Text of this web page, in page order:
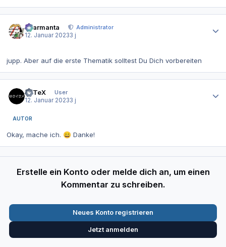
charmanta
Administrator
12. Januar 20233 j
jupp. Aber auf die erste Thematik solltest Du Dich vorbereiten
PeTeX
User
12. Januar 20233 j
AUTOR
Okay, mache ich. 😄 Danke!
Erstelle ein Konto oder melde dich an, um einen
Kommentar zu schreiben.
Neues Konto registrieren
Jetzt anmelden